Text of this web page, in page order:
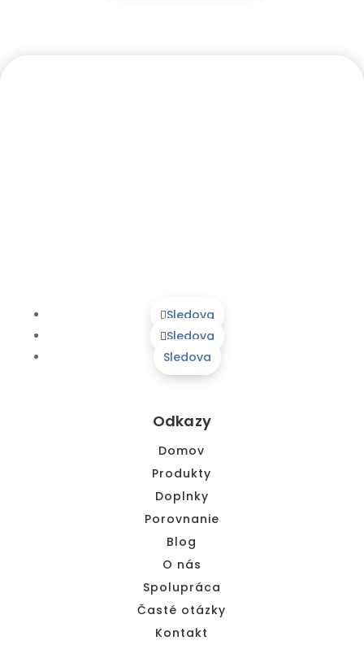
Sledova
Sledova
Sledova
Odkazy
Domov
Produkty
Doplnky
Porovnanie
Blog
O nás
Spolupráca
Časté otázky
Kontakt